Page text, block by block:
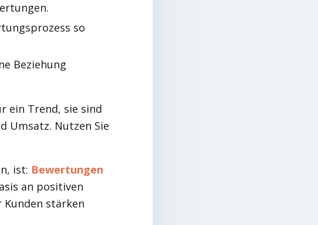
so
Beziehung
ein Trend, sie sind
Umsatz. Nutzen Sie
ist: Bewertungen
an positiven
stärken